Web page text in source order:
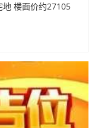
楼面价约27105